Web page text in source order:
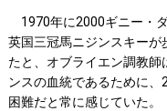
1970年に2000ギニー・
英国三冠馬ニジンスキーが
たと、オブライエン調教
ンスの血統であるために
困難だと常に感じていた。